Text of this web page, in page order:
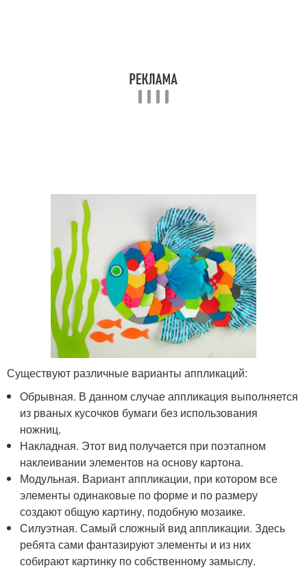
Существуют различные варианты аппликаций:
Обрывная. В данном случае аппликация выполняется
из рваных кусочков бумаги без использования
ножниц.
Накладная. Этот вид получается при поэтапном
наклеивании элементов на основу картона.
Модульная. Вариант аппликации, при котором все
элементы одинаковые по форме и по размеру
создают общую картину, подобную мозаике.
Силуэтная. Самый сложный вид аппликации. Здесь
ребята сами фантазируют элементы и из них
собирают картинку по собственному замыслу.